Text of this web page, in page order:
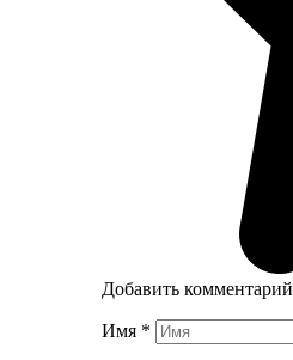
Добавить комментарий
Имя *